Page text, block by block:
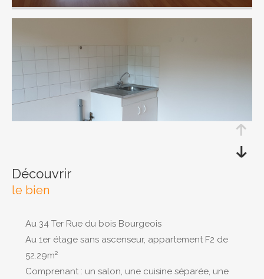
découvrir
le bien
Au 34 Ter Rue du bois Bourgeois
Au 1er étage sans ascenseur, appartement F2 de
52.29m²
Comprenant : un salon, une cuisine séparée, une